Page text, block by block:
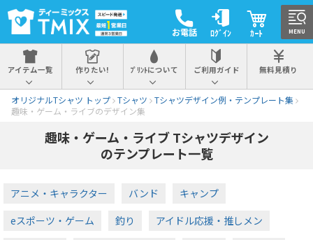
お電話 ﾛｸﾞｲﾝ ｶｰﾄ
アイテム一覧 作りたい! ﾌﾟﾘﾝﾄについて ご利用ガイド 無料見積り
オリジナルTシャツ トップ Tシャツ
Tシャツデザイン例・テンプレート集
趣味・ゲーム・ライブのデザイン集
趣味・ゲーム・ライブ Tシャツデザイン
のテンプレート一覧
アニメ・キャラクター バンド
キャンプ
eスポーツ・ゲーム
釣り
アイドル応援・推しメン
MENU